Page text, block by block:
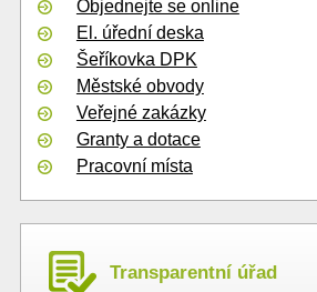
Objednejte se online
El. úřední deska
Šeříkovka DPK
Městské obvody
Veřejné zakázky
Granty a dotace
Pracovní místa
Transparentní úřad